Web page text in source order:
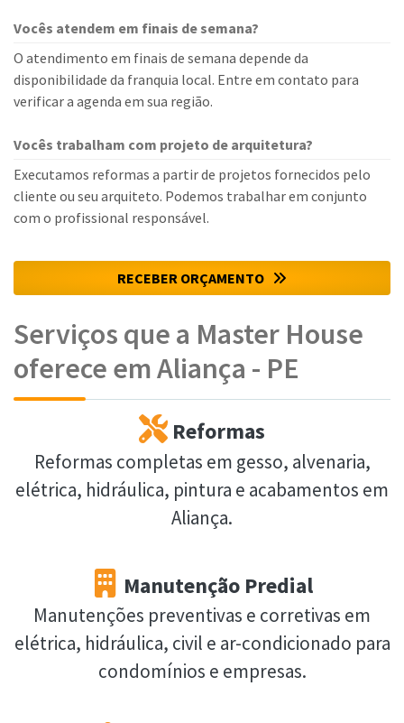
Vocês atendem em finais de semana?
O atendimento em finais de semana depende da
disponibilidade da franquia local. Entre em contato para
verificar a agenda em sua região.
Vocês trabalham com projeto de arquitetura?
Executamos reformas a partir de projetos fornecidos pelo
cliente ou seu arquiteto. Podemos trabalhar em conjunto
com o profissional responsável.
RECEBER ORÇAMENTO
Serviços que a Master House
oferece em Aliança - PE
Reformas
Reformas completas em gesso, alvenaria,
elétrica, hidráulica, pintura e acabamentos em
Aliança.
Manutenção Predial
Manutenções preventivas e corretivas em
elétrica, hidráulica, civil e ar-condicionado para
condomínios e empresas.